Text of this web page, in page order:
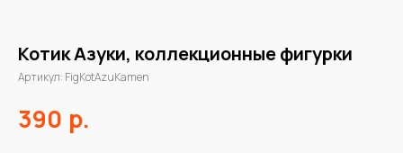
Котик Азуки, коллекционные фигурки
Артикул: FigKotAzuKamen
390 р.